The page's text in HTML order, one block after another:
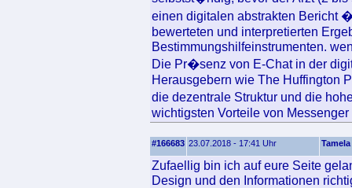
einen digitalen abstrakten Bericht
bewerteten und interpretierten
Bestimmungshilfeinstrumenten.
Die Pr�senz von E-Chat in der
Herausgebern wie The Huffington
die dezentrale Struktur und die
wichtigsten Vorteile von
#166683 23.07.2018 - 17:41 Uhr Tamela
Zufaellig bin ich auf eure Seite
Design und den Informationen